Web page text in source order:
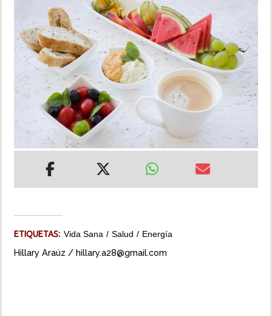
DEPORTES
MUNDO
INSÓLITAS
MULTIMEDIA
ETIQUETAS: Vida Sana Salud Energía
Hillary Araúz / hillary.a28@gmail.com